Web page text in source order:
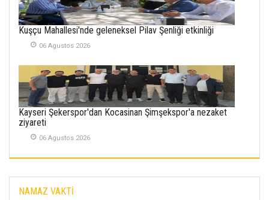
İlgi Alanlarımız ve Biz
02 Ekim 2025
Kayserispor,
Rizespor’la Nihayet 3
puana Ulaştı
01 Mayis 2026
Kuşçu Mahallesi'nde geleneksel Pilav Şenliği etkinliği
06 Agustos 2026
Kayseri Şekerspor'dan Kocasinan Şimşekspor'a nezaket
ziyareti
06 Agustos 2026
NAMAZ VAKTİ